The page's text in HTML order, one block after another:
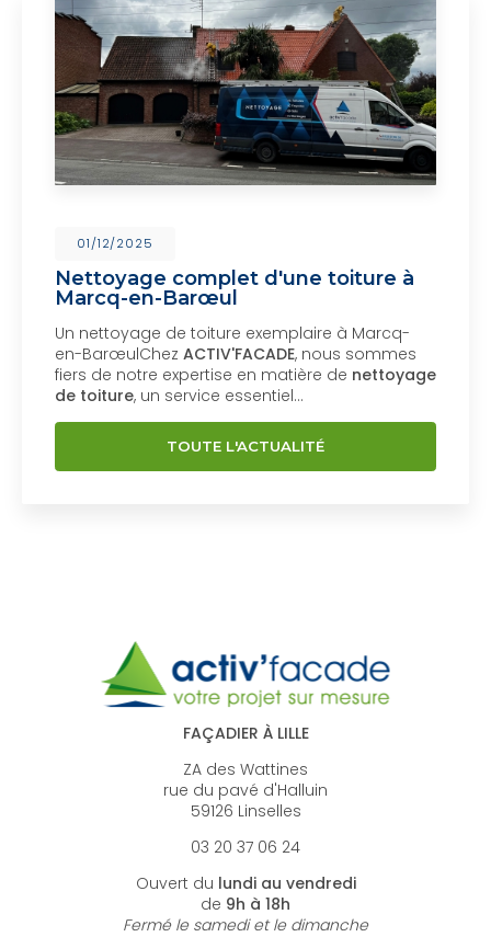
01/12/2025
Nettoyage complet d'une toiture à
Marcq-en-Barœul
Un nettoyage de toiture exemplaire à Marcq-
en-BarœulChez ACTIV'FACADE, nous sommes
fiers de notre expertise en matière de nettoyage
de toiture, un service essentiel…
TOUTE L'ACTUALITÉ
FAÇADIER À LILLE
ZA des Wattines
rue du pavé d'Halluin
59126 Linselles
03 20 37 06 24
Ouvert du lundi au vendredi
de 9h à 18h
Fermé le samedi et le dimanche